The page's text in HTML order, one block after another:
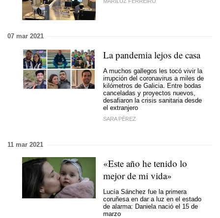
07 mar 2021
La pandemia lejos de casa
A muchos gallegos les tocó vivir la
irrupción del coronavirus a miles de
kilómetros de Galicia. Entre bodas
canceladas y proyectos nuevos,
desafiaron la crisis sanitaria desde
el extranjero
SARA PÉREZ
11 mar 2021
«Este año he tenido lo
mejor de mi vida»
Lucía Sánchez fue la primera
coruñesa en dar a luz en el estado
de alarma: Daniela nació el 15 de
marzo